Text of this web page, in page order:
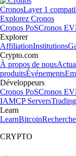
CronosLayer 1
Explorez Cronos
Cronos PoSCronos
Explorer
AffiliationInstitutions
Crypto.com
À propos de nous
produitsÉvénements
Développeurs
Cronos PoSCronos
IAMCP Servers
Learn
LearnBitcoinRecherche
CRYPTO